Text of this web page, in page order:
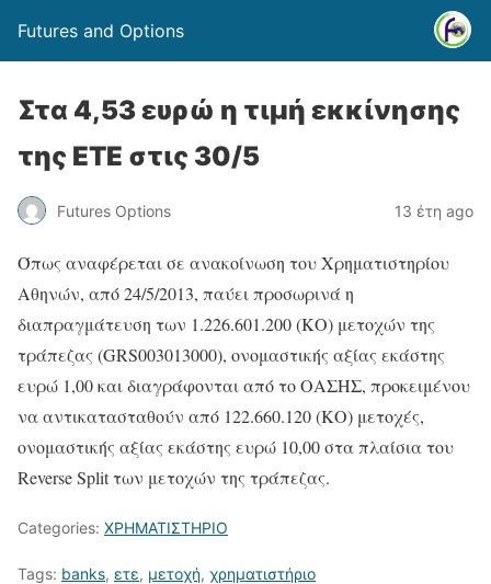
Futures and Options
Στα 4,53 ευρώ η τιμή εκκίνησης
της ΕΤΕ στις 30/5
Futures Options 13 έτη ago
Όπως αναφέρεται σε ανακοίνωση του Χρηματιστηρίου
Αθηνών, από 24/5/2013, παύει προσωρινά η
διαπραγμάτευση των 1.226.601.200 (ΚΟ) μετοχών της
τράπεζας (GRS003013000), ονομαστικής αξίας εκάστης
ευρώ 1,00 και διαγράφονται από το ΟΑΣΗΣ, προκειμένου
να αντικατασταθούν από 122.660.120 (ΚΟ) μετοχές,
ονομαστικής αξίας εκάστης ευρώ 10,00 στα πλαίσια του
Reverse Split των μετοχών της τράπεζας.
Categories: ΧΡΗΜΑΤΙΣΤΗΡΙΟ
Tags: banks, ετε, μετοχή, χρηματιστήριο